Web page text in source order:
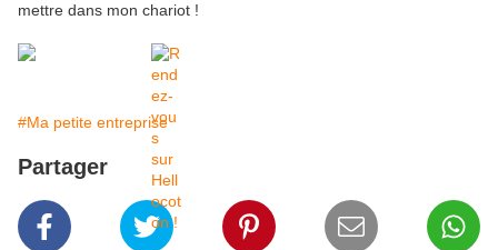
mettre dans mon chariot !
#Ma petite entreprise
Partager